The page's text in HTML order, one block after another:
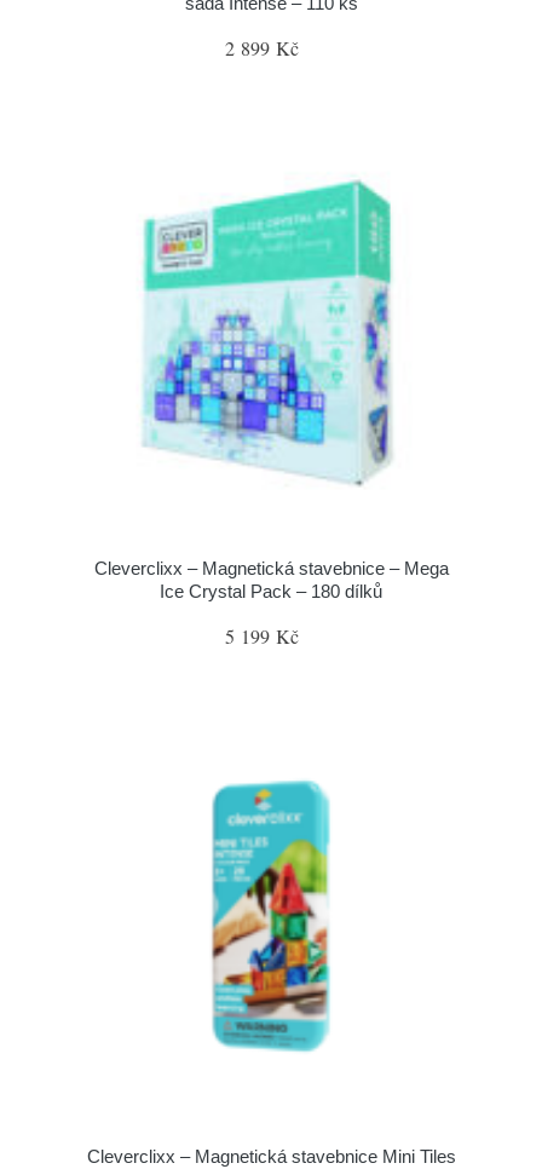
2 899 Kč
Cleverclixx – Magnetická stavebnice – Mega
Ice Crystal Pack – 180 dílků
5 199 Kč
Cleverclixx – Magnetická stavebnice Mini Tiles